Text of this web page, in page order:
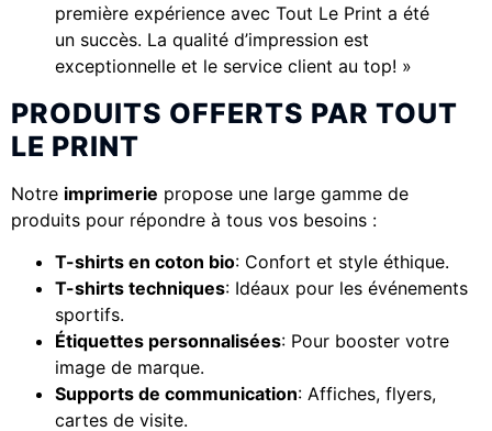
première expérience avec Tout Le Print a été
un succès. La qualité d’impression est
exceptionnelle et le service client au top! »
PRODUITS OFFERTS PAR TOUT
LE PRINT
Notre imprimerie propose une large gamme de
produits pour répondre à tous vos besoins :
T-shirts en coton bio: Confort et style éthique.
T-shirts techniques: Idéaux pour les événements
sportifs.
Étiquettes personnalisées: Pour booster votre
image de marque.
Supports de communication: Affiches, flyers,
cartes de visite.